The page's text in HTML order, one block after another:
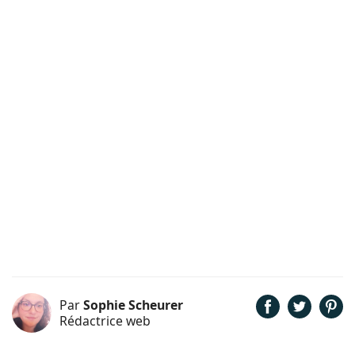
ParSophie Scheurer
Rédactrice web